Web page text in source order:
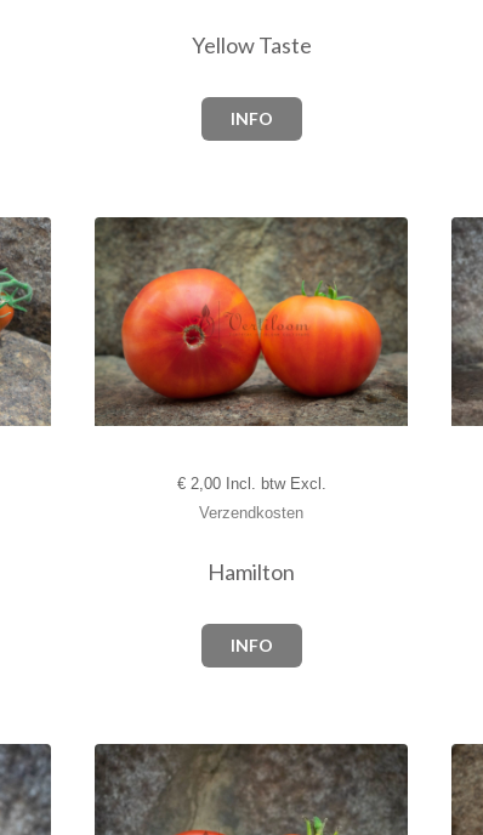
Yellow Taste
INFO
€2,00 Incl. btw Excl.
Verzendkosten
Hamilton
INFO